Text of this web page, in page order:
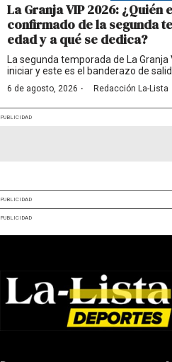
La Granja VIP 2026:
confirmado de la segunda
edad y a qué se dedica?
La segunda temporada de La
iniciar y este es el banderazo de
6 de agosto, 2026 · Redacción La-Lista
PUBLICIDAD
PUBLICIDAD
PUBLICIDAD